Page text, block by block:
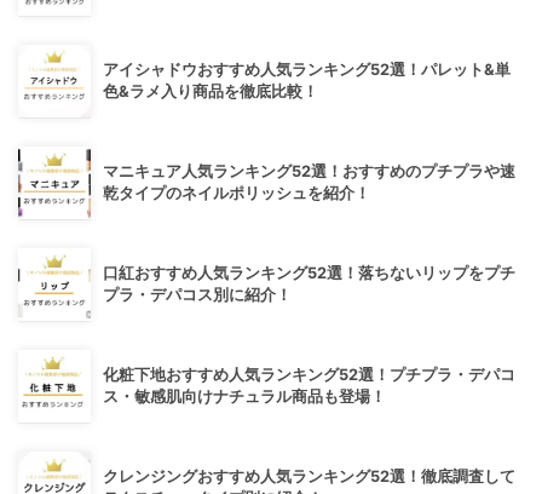
アイシャドウおすすめ人気ランキング52選！パレット&単
色&ラメ入り商品を徹底比較！
マニキュア人気ランキング52選！おすすめのプチプラや速
乾タイプのネイルポリッシュを紹介！
口紅おすすめ人気ランキング52選！落ちないリップをプチ
プラ・デパコス別に紹介！
化粧下地おすすめ人気ランキング52選！プチプラ・デパコ
ス・敏感肌向けナチュラル商品も登場！
クレンジングおすすめ人気ランキング52選！徹底調査して